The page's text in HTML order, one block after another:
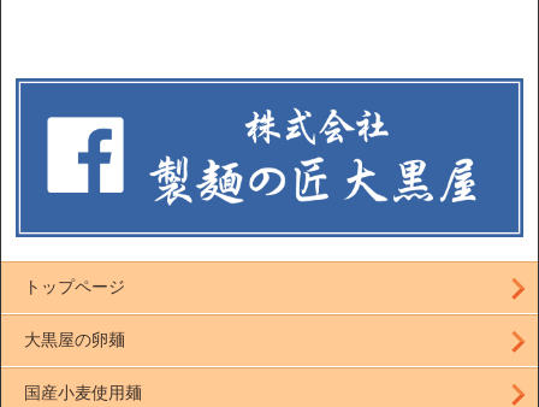
トップページ
大黒屋の卵麺
国産小麦使用麺